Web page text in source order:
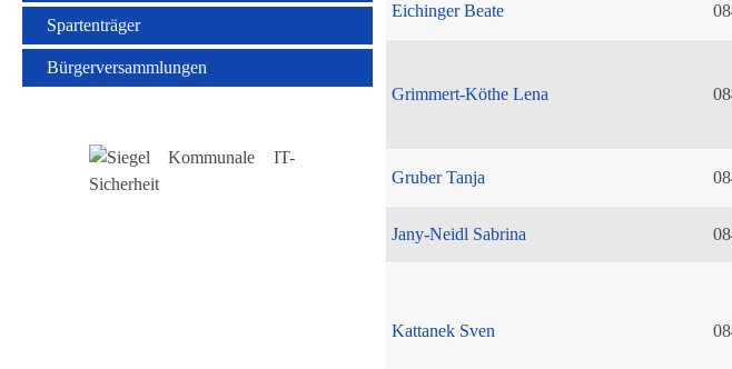
Spartenträger
Bürgerversammlungen
Eichinger Beate
Grimmert-Köthe Lena
Gruber Tanja
Jany-Neidl Sabrina
Kattanek Sven